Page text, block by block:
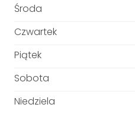
Środa
Czwartek
Piątek
Sobota
Niedziela